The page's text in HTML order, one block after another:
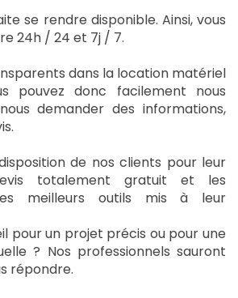
se rendre disponible. Ainsi, vous
24h / 24 et 7j / 7.
dans la location matériel
pouvez donc facilement nous
demander des informations,
de nos clients pour leur
totalement gratuit et les
meilleurs outils mis à leur
pour un projet précis ou pour une
? Nos professionnels sauront
répondre.